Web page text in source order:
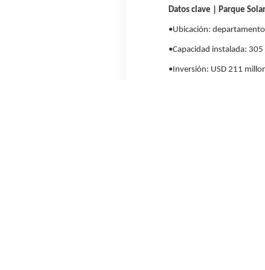
Datos clave | Parque
•Ubicación:
•Capacidad instalada:
•Inversión: USD 211